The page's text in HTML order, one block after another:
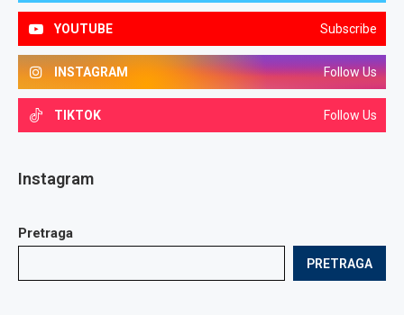
YOUTUBE Subscribe
INSTAGRAM Follow Us
TIKTOK Follow Us
Instagram
Pretraga
PRETRAGA